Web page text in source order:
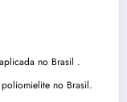
no Brasil .
no Brasil.